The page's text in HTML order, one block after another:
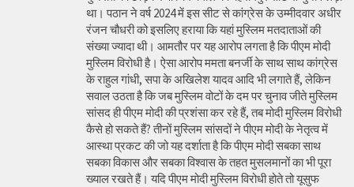
था। पठान ने वर्ष 2024 में इस सीट से कांग्रेस के उम्मीदवार अधीर
रंजन चौधरी को इसलिए हराया कि यहां मुस्लिम मतदाताओं की
संख्या ज्यादा थी। आमतौर पर यह आरोप लगता है कि पीएम मोदी
मुस्लिम विरोधी है। ऐसा आरोप ममता बनर्जी के साथ साथ कांग्रेस
के राहुल गांधी, सपा के अखिलेश यादव आदि भी लगाते हैं, लेकिन
सवाल उठता है कि जब मुस्लिम वोटों के दम पर चुनाव जीते मुस्लिम
सांसद ही पीएम मोदी की प्रशंसा कर रहे हैं, तब मोदी मुस्लिम विरोधी
कैसे हो सकते हैं? तीनों मुस्लिम सांसदों ने पीएम मोदी के नेतृत्व में
आस्था प्रकट की जो यह दर्शाता है कि पीएम मोदी सबका साथ
सबका विकास और सबका विश्वास के तहत मुसलमानों का भी पूरा
ख्याल रखते हैं। यदि पीएम मोदी मुस्लिम विरोधी होते तो यूसुफ